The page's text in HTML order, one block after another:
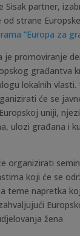
Sisak partner,
od strane
“Europa za
je promoviranje
građantva
lokalnih vlasti.
će se
uniji,
ulozi građana i
organizirati
koji će se
teme napretka
žena